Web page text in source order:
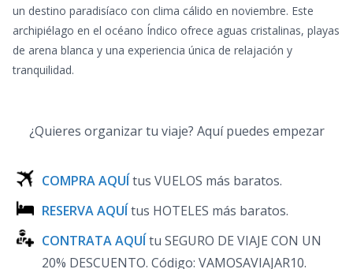
un destino paradisíaco con clima cálido en noviembre. Este
archipiélago en el océano Índico ofrece aguas cristalinas, playas
de arena blanca y una experiencia única de relajación y
tranquilidad.
¿Quieres organizar tu viaje? Aquí puedes empezar
COMPRA AQUÍtus VUELOS más baratos.
RESERVA AQUÍtus HOTELES más baratos.
CONTRATA AQUÍtu SEGURO DE VIAJE CON UN
20% DESCUENTO. Código: VAMOSAVIAJAR10.